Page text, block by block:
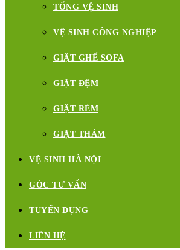
TỔNG VỆ SINH
VỆ SINH CÔNG NGHIỆP
GIẶT GHẾ SOFA
GIẶT ĐỆM
GIẶT RÈM
GIẶT THẢM
VỆ SINH HÀ NỘI
GÓC TƯ VẤN
TUYỂN DỤNG
LIÊN HỆ